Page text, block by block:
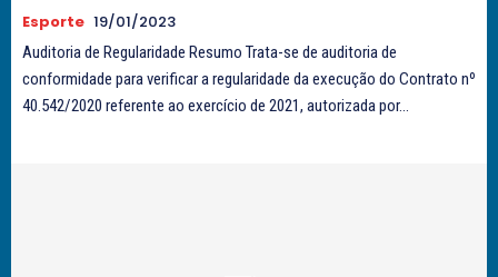
Esporte 19/01/2023
Auditoria de Regularidade Resumo Trata-se de auditoria de
conformidade para verificar a regularidade da execução do Contrato nº
40.542/2020 referente ao exercício de 2021, autorizada por...